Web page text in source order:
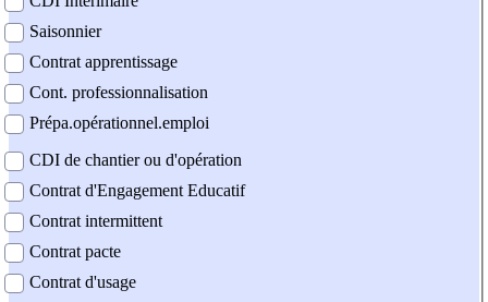
Saisonnier
Contrat apprentissage
Cont. professionnalisation
Prépa.opérationnel.emploi
CDI de chantier ou d'opération
Contrat d'Engagement Educatif
Contrat intermittent
Contrat pacte
Contrat d'usage